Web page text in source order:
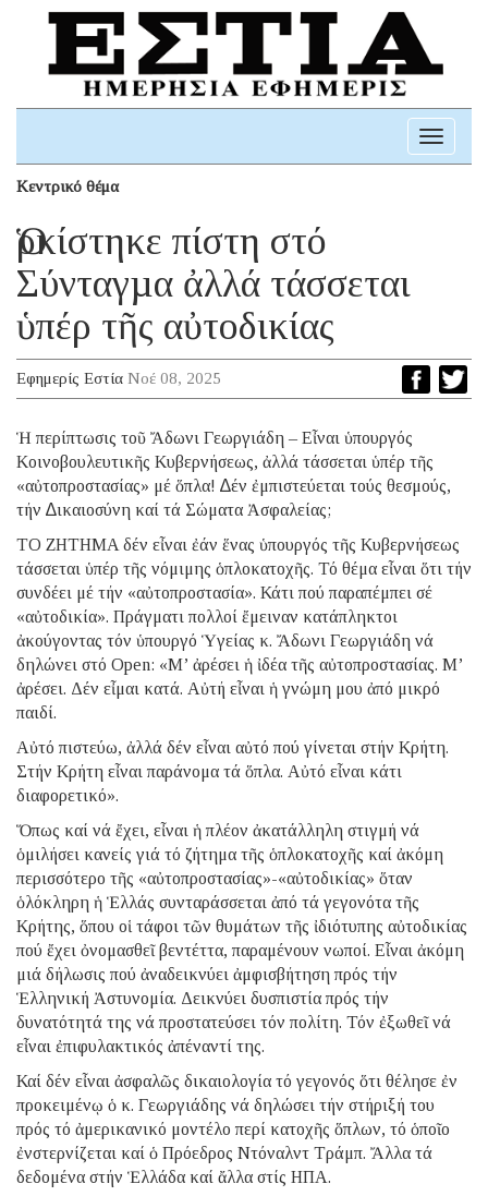
Toggle
Κεντρικό θέμα
Ὁρκίστηκε πίστη στό
Σύνταγµα ἀλλά τάσσεται
ὑπέρ τῆς αὐτοδικίας
Εφημερίς Εστία Νοέ 08, 2025
Ἡ περίπτωσις τοῦ Ἄδωνι Γεωργιάδη – Εἶναι ὑπουργός
Κοινοβουλευτικῆς Κυβερνήσεως, ἀλλά τάσσεται ὑπέρ τῆς
«αὐτοπροστασίας» μέ ὅπλα! ∆έν ἐμπιστεύεται τούς θεσμούς,
τήν ∆ικαιοσύνη καί τά Σώματα Ἀσφαλείας;
TO ZHTHMA δέν εἶναι ἐάν ἕνας ὑπουργός τῆς Κυβερνήσεως
τάσσεται ὑπέρ τῆς νόμιμης ὁπλοκατοχῆς. Τό θέμα εἶναι ὅτι τήν
συνδέει μέ τήν «αὐτοπροστασία». Κάτι πού παραπέμπει σέ
«αὐτοδικία». Πράγματι πολλοί ἔμειναν κατάπληκτοι
ἀκούγοντας τόν ὑπουργό Ὑγείας κ. Ἄδωνι Γεωργιάδη νά
δηλώνει στό Open: «Μ’ ἀρέσει ἡ ἰδέα τῆς αὐτοπροστασίας. Μ’
ἀρέσει. Δέν εἶμαι κατά. Αὐτή εἶναι ἡ γνώμη μου ἀπό μικρό
παιδί.
Αὐτό πιστεύω, ἀλλά δέν εἶναι αὐτό πού γίνεται στήν Κρήτη.
Στήν Κρήτη εἶναι παράνομα τά ὅπλα. Αὐτό εἶναι κάτι
διαφορετικό».
Ὅπως καί νά ἔχει, εἶναι ἡ πλέον ἀκατάλληλη στιγμή νά
ὁμιλήσει κανείς γιά τό ζήτημα τῆς ὁπλοκατοχῆς καί ἀκόμη
περισσότερο τῆς «αὐτοπροστασίας»-«αὐτοδικίας» ὅταν
ὁλόκληρη ἡ Ἑλλάς συνταράσσεται ἀπό τά γεγονότα τῆς
Κρήτης, ὅπου οἱ τάφοι τῶν θυμάτων τῆς ἰδιότυπης αὐτοδικίας
πού ἔχει ὀνομασθεῖ βεντέττα, παραμένουν νωποί. Εἶναι ἀκόμη
μιά δήλωσις πού ἀναδεικνύει ἀμφισβήτηση πρός τήν
Ἑλληνική Ἀστυνομία. Δεικνύει δυσπιστία πρός τήν
δυνατότητά της νά προστατεύσει τόν πολίτη. Τόν ἐξωθεῖ νά
εἶναι ἐπιφυλακτικός ἀπέναντί της.
Καί δέν εἶναι ἀσφαλῶς δικαιολογία τό γεγονός ὅτι θέλησε ἐν
προκειμένῳ ὁ κ. Γεωργιάδης νά δηλώσει τήν στήριξή του
πρός τό ἀμερικανικό μοντέλο περί κατοχῆς ὅπλων, τό ὁποῖο
ἐνστερνίζεται καί ὁ Πρόεδρος Ντόναλντ Τράμπ. Ἄλλα τά
δεδομένα στήν Ἑλλάδα καί ἄλλα στίς ΗΠΑ.